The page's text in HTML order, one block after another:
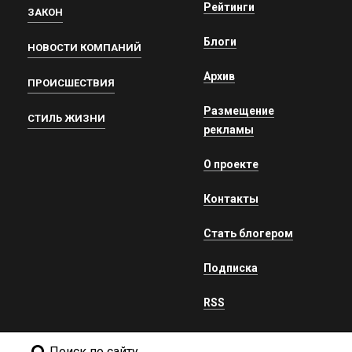
ЗАКОН
НОВОСТИ КОМПАНИЙ
ПРОИСШЕСТВИЯ
СТИЛЬ ЖИЗНИ
Рейтинги
Блоги
Архив
Размещение
рекламы
О проекте
Контакты
Стать блогером
Подписка
RSS